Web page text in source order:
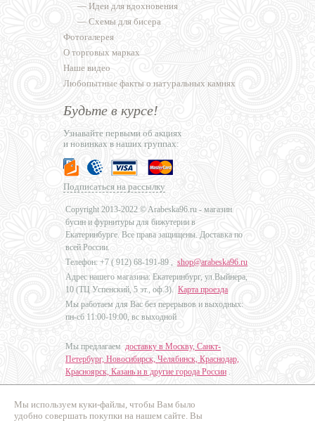
Мы используем куки-файлы, чтобы Вам было
удобно совершать покупки на нашем сайте. Вы
— Идеи для вдохновения
— Схемы для бисера
Фотогалерея
О торговых марках
Наше видео
Любопытные факты о натуральных камнях
Будьте в курсе!
Узнавайте первыми об акциях
и новинках в наших группах:
Подписаться на рассылку
Copyright 2013-2022 © Arabeska96.ru - магазин
бусин и фурнитуры для бижутерии в
Екатеринбурге. Все права защищены. Доставка по
всей России.
Телефон: +7 ( 912) 68-191-89 , shop@arabeska96.ru
Адрес нашего магазина: Екатеринбург, ул.Выйнера,
10 (ТЦ Успенский, 5 эт., оф.3). Карта проезда
Мы работаем для Вас без перерывов и выходных:
пн-сб 11:00-19:00, вс выходной
Мы предлагаем доставку в Москву, Санкт-
Петербург, Новосибирск, Челябинск, Краснодар,
Красноярск, Казань и в другие города России .
Дизайн - Наталья Мальцева